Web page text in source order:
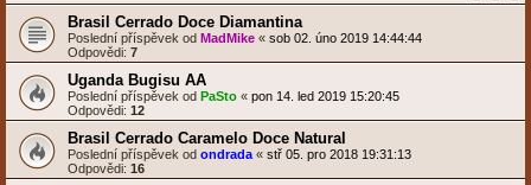
Brasil Cerrado Doce Diamantina
Poslední příspěvek od MadMike « sob 02. úno 2019 14:44:44
Odpovědi: 7
Uganda Bugisu AA
Poslední příspěvek od PaSto « pon 14. led 2019 15:20:45
Odpovědi: 12
Brasil Cerrado Caramelo Doce Natural
Poslední příspěvek od ondrada « stř 05. pro 2018 19:31:13
Odpovědi: 16